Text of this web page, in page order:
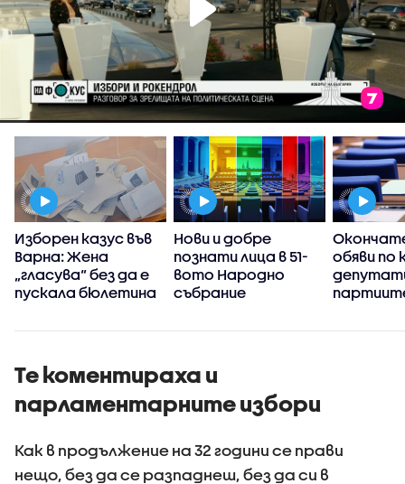
Изборен казус във
Варна: Жена
„гласува“ без да е
пускала бюлетина
Нови и добре
познати лица в 51-
вото Народно
събрание
обяви по
извън
Те коментираха и
парламентарните избори
Как в продължение на 32 години се прави
нещо, без да се разпаднеш, без да си в